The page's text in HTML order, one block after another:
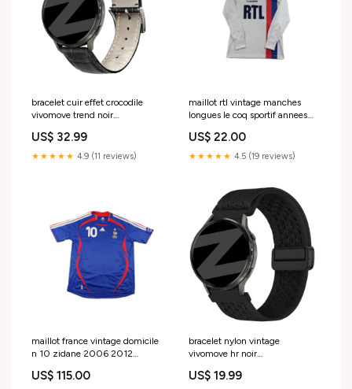
bracelet cuir effet crocodile
vivomove trend noir
US$ 32.99
★★★★★ 4.9 (11 reviews)
maillot rtl vintage manches
longues le coq sportif annees
équipe de France 2000-2001
US$ 22.00
★★★★★ 4.5 (19 reviews)
maillot france vintage domicile
n 10 zidane 2006 2012
US$ 115.00
bracelet nylon vintage
vivomove hr noir
US$ 19.99